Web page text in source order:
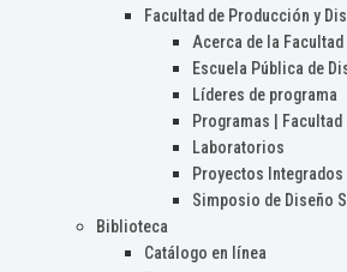
Facultad de Producción y
Acerca de la Facultad
Escuela Pública de
Líderes de programa
Programas |
Laboratorios
Proyectos
Simposio de Diseño
Biblioteca
Catálogo en línea